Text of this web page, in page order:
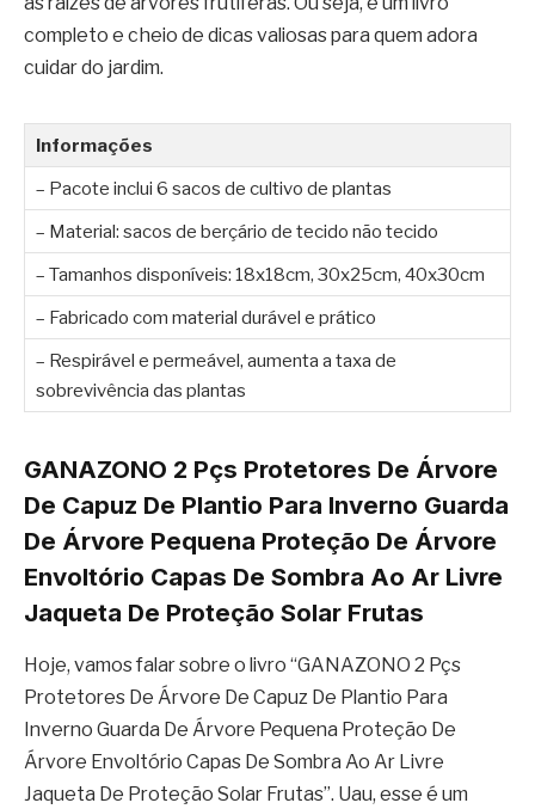
completo e cheio de dicas valiosas para quem adora
cuidar do jardim.
Informações
– Pacote inclui 6 sacos de cultivo de plantas
– Material: sacos de berçário de tecido não tecido
– Tamanhos disponíveis: 18x18cm, 30x25cm, 40x30cm
– Fabricado com material durável e prático
– Respirável e permeável, aumenta a taxa de
sobrevivência das plantas
GANAZONO 2 Pçs Protetores De Árvore
De Capuz De Plantio Para Inverno Guarda
De Árvore Pequena Proteção De Árvore
Envoltório Capas De Sombra Ao Ar Livre
Jaqueta De Proteção Solar Frutas
Hoje, vamos falar sobre o livro “GANAZONO 2 Pçs
Protetores De Árvore De Capuz De Plantio Para
Inverno Guarda De Árvore Pequena Proteção De
Árvore Envoltório Capas De Sombra Ao Ar Livre
Jaqueta De Proteção Solar Frutas”. Uau, esse é um